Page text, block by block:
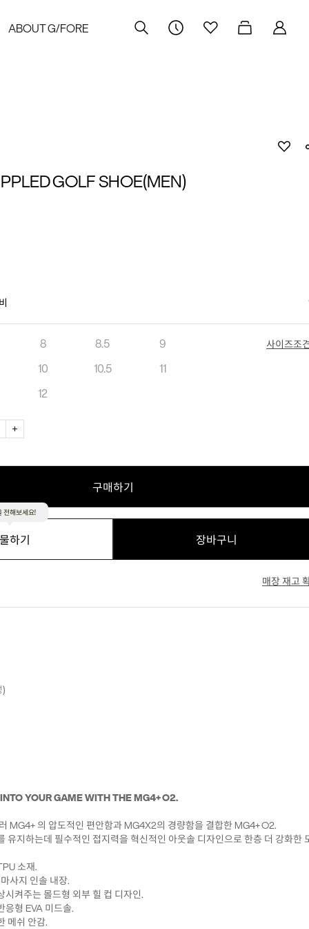
ABOUT G/FORE
GOLF SHOE(MEN)
8 8.5 9
10 10.5 11
12
사이즈조
구매하기
하기
전해보세요!
장바구니
매장 재고
)
YOUR GAME WITH THE MG4+ O2.
MG4+ 의 압도적인 편안함과 MG4X2의 경량함을 결합한 MG4+ O2.
유지하는데 필수적인 접지력을 혁신적인 아웃솔 디자인으로 한층 더 강화한
소재.
사지 인솔 내장.
시켜주는 몰드형 외부 힐 컵 디자인.
응형 EVA 미드솔.
메쉬 안감.